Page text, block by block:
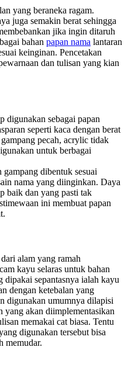
yang beraneka ragam.
juga semakin berat sehingga
jika ingin ditaruh
bahan papan nama lantaran
keinginan. Pencetakan
dan tulisan yang kian
digunakan sebagai papan
seperti kaca dengan berat
pecah, acrylic tidak
untuk berbagai
dibentuk sesuai
nama yang diinginkan. Daya
baik dan yang pasti tak
ini membuat papan
alam yang ramah
kayu selaras untuk bahan
dipakai sepantasnya ialah kayu
dengan ketebalan yang
digunakan umumnya dilapisi
yang akan diimplementasikan
memakai cat biasa. Tentu
digunakan tersebut bisa
memudar.